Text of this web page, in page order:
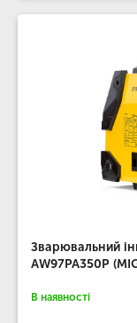
Зварювальний
AW97PA350P
В наявності